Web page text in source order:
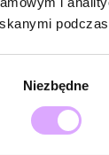
Niezbędne
Bądź na